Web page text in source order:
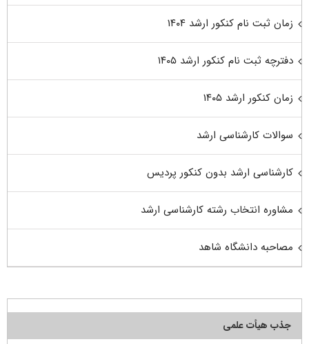
زمان ثبت نام کنکور ارشد ۱۴۰۴
دفترچه ثبت نام کنکور ارشد ۱۴۰۵
زمان کنکور ارشد ۱۴۰۵
سوالات کارشناسی ارشد
کارشناسی ارشد بدون کنکور پردیس
مشاوره انتخاب رشته کارشناسی ارشد
مصاحبه دانشگاه شاهد
جذب هیأت علمی